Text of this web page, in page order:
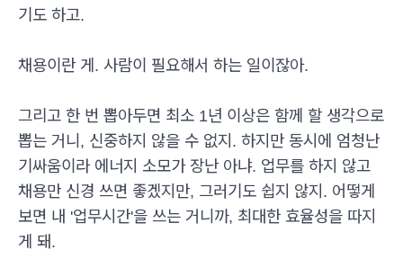
기도 하고.
채용이란 게. 사람이 필요해서 하는 일이잖아.
그리고 한 번 뽑아두면 최소 1년 이상은 함께 할 생각으로
뽑는 거니, 신중하지 않을 수 없지. 하지만 동시에 엄청난
기싸움이라 에너지 소모가 장난 아냐. 업무를 하지 않고
채용만 신경 쓰면 좋겠지만, 그러기도 쉽지 않지. 어떻게
보면 내 '업무시간'을 쓰는 거니까, 최대한 효율성을 따지
게 돼.